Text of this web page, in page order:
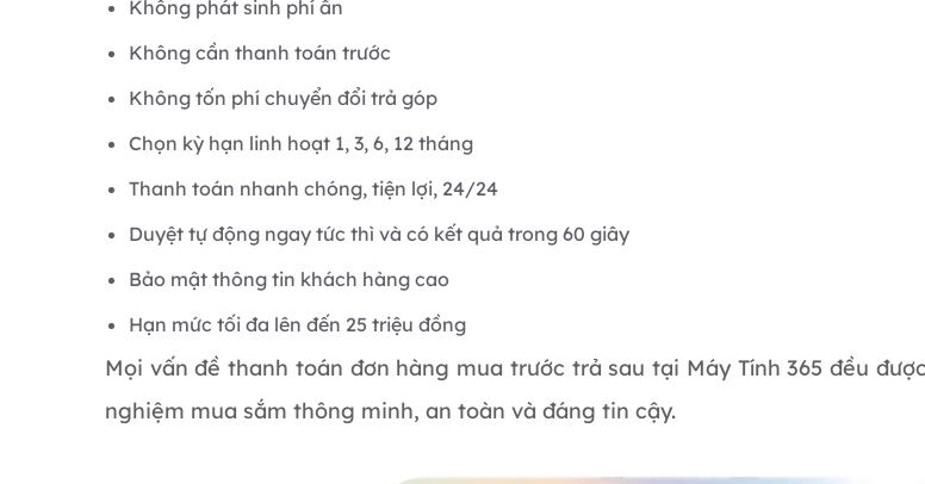
Không phát sinh phí ẩn
Không cần thanh toán trước
Không tốn phí chuyển đổi trả góp
Chọn kỳ hạn linh hoạt 1, 3, 6, 12 tháng
Thanh toán nhanh chóng, tiện lợi, 24/24
Duyệt tự động ngay tức thì và có kết quả trong 60 giây
Bảo mật thông tin khách hàng cao
Hạn mức tối đa lên đến 25 triệu đồng
Mọi vấn đề thanh toán đơn hàng mua trước trả sau tại Máy Tính 365 đều
nghiệm mua sắm thông minh, an toàn và đáng tin cậy.